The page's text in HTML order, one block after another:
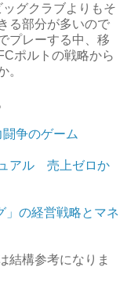
グクラブよりもそ
る部分が多いので
プレーする中、移
ポルトの戦略から
。
争のゲーム
アル 売上ゼロか
」の経営戦略とマネ
結構参考になりま